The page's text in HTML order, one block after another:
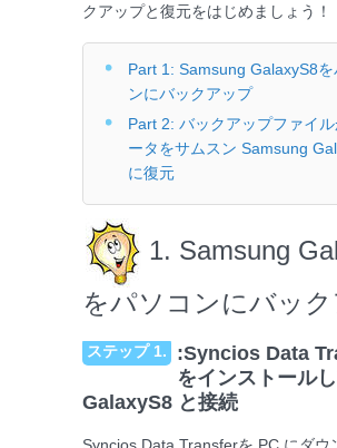
クアップと復元をはじめましょう！
Part 1: Samsung GalaxyS8を
ンにバックアップ
Part 2: バックアップファイ
ータをサムスン Samsung
に復元
1. Samsung
をパソコンにバッ
ステップ 1.
:Syncios Data
をインストールし
GalaxyS8 と接続